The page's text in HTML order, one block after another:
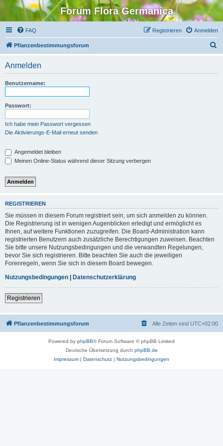
Forum Flora Germanica
FAQ Anmelden
Registrieren
Pflanzenbestimmungsforum
Anmelden
Benutzername:
Passwort:
Ich habe mein Passwort vergessen
Die Aktivierungs-E-Mail erneut senden
Angemeldet bleiben
Meinen Online-Status während dieser Sitzung verbergen
REGISTRIEREN
Sie müssen in diesem Forum registriert sein, um sich anmelden zu können.
Die Registrierung ist in wenigen Augenblicken erledigt und ermöglicht es
Ihnen, auf weitere Funktionen zuzugreifen. Die Board-Administration kann
registrierten Benutzern auch zusätzliche Berechtigungen zuweisen. Beachten
Sie bitte unsere Nutzungsbedingungen und die verwandten Regelungen,
bevor Sie sich registrieren. Bitte beachten Sie auch die jeweiligen
Forenregeln, wenn Sie sich in diesem Board bewegen.
Nutzungsbedingungen | Datenschutzerklärung
Registrieren
Pflanzenbestimmungsforum Alle Zeiten sind UTC+02:00
Powered by phpBB® Forum Software © phpBB Limited
Deutsche Übersetzung durch phpBB.de
Impressum | Datenschutz | Nutzungsbedingungen